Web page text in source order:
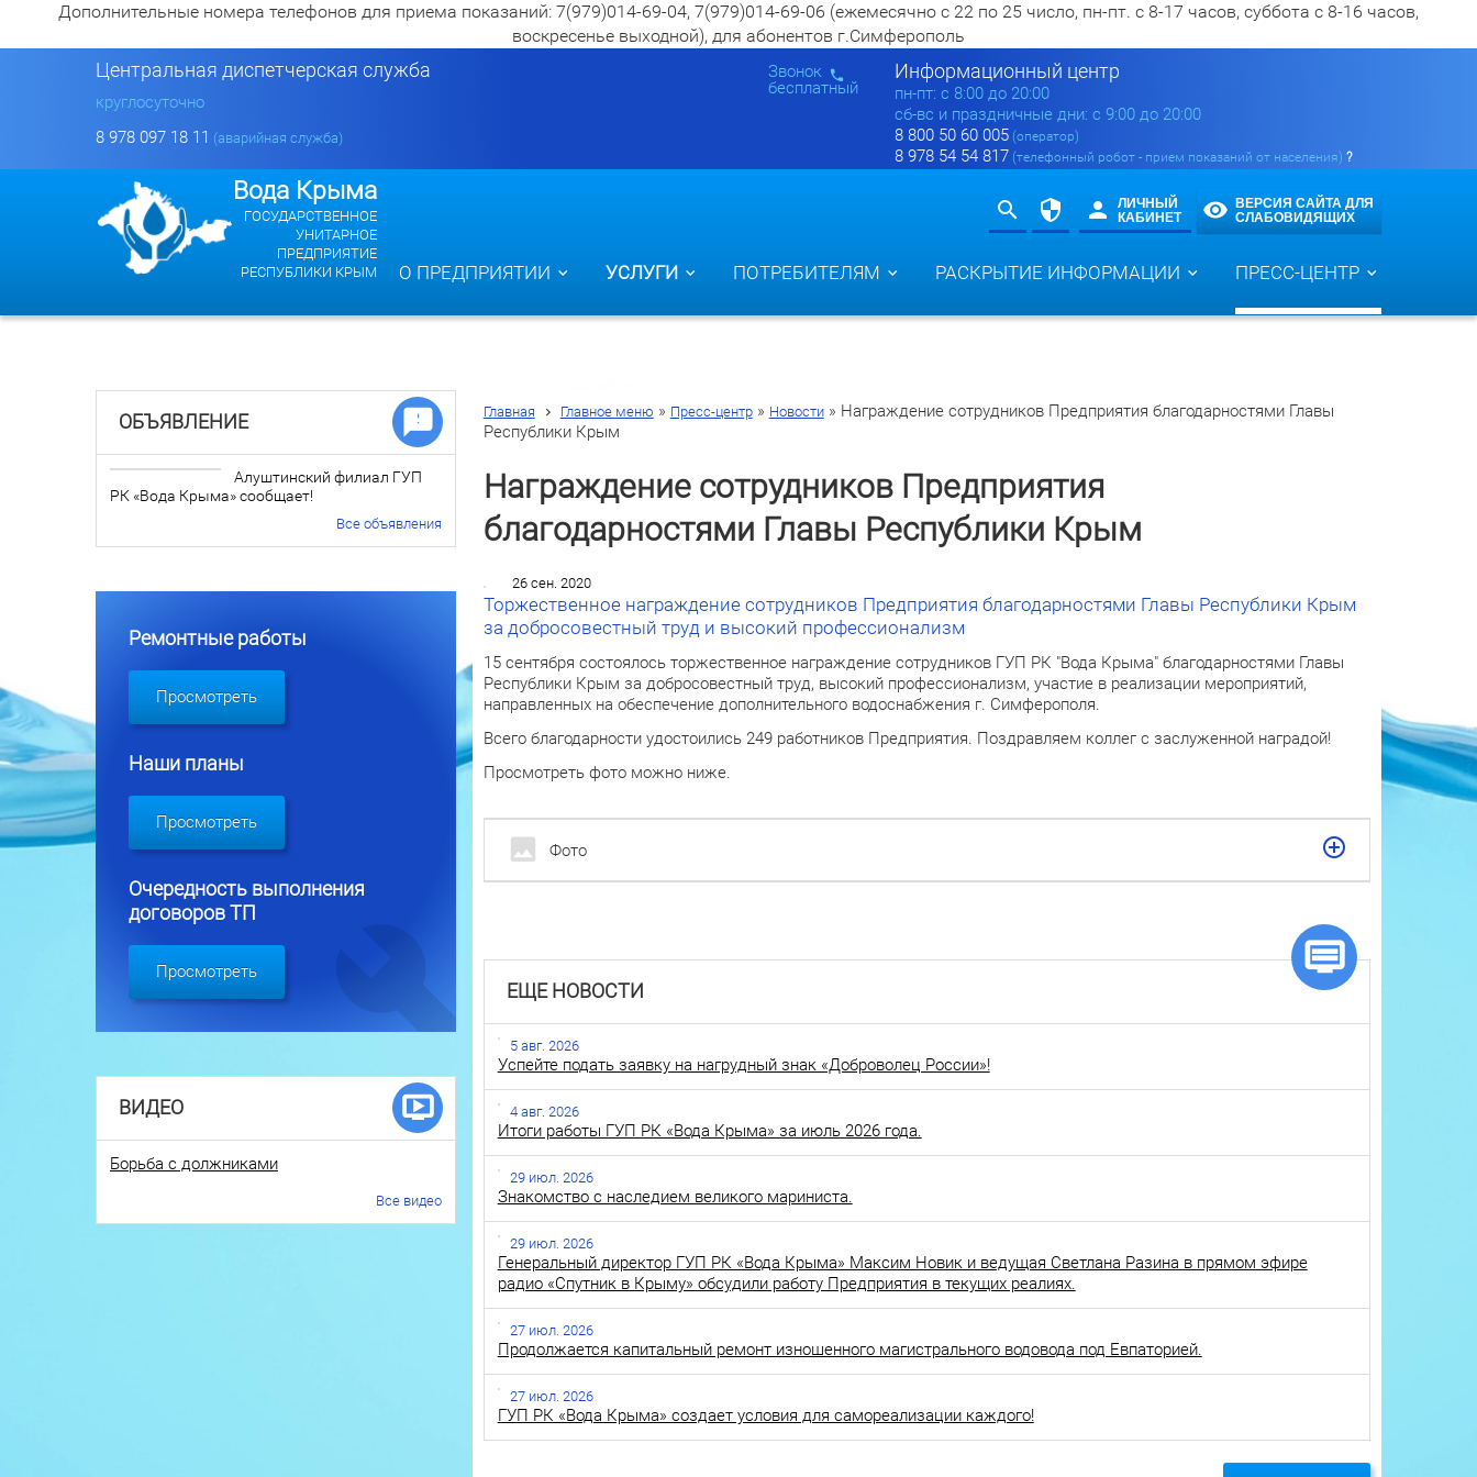
Дополнительные номера телефонов для приема показаний: 7(979)014-69-04, 7(979)014-69-06 (ежемесячно с 22 по 25 число, пн-пт. с 8-17 часов, суббота с 8-16 часов,
воскресенье выходной), для абонентов г.Симферополь
Информационный центр
пн-пт: c 8:00 до 20:00
сб-вс и праздничные дни: с 9:00 до 20:00
8 800 50 60 005 (оператор)
8 978 54 54 817 (телефонный робот - прием показаний от населения) ?
Звонок
бесплатный
Центральная диспетчерская служба
круглосуточно
8 978 097 18 11 (аварийная служба)
Вода Крыма
ГОСУДАРСТВЕННОЕ
УНИТАРНОЕ
ПРЕДПРИЯТИЕ
РЕСПУБЛИКИ КРЫМ
ЛИЧНЫЙ
КАБИНЕТ
ВЕРСИЯ САЙТА ДЛЯ
СЛАБОВИДЯЩИХ
О ПРЕДПРИЯТИИ УСЛУГИ ПОТРЕБИТЕЛЯМ РАСКРЫТИЕ ИНФОРМАЦИИ ПРЕСС-ЦЕНТР
Главная Главное меню » Пресс-центр» Новости» Награждение сотрудников Предприятия благодарностями Главы
Республики Крым
Награждение сотрудников Предприятия
благодарностями Главы Республики Крым
26 сен. 2020
Торжественное награждение сотрудников Предприятия благодарностями Главы Республики Крым
за добросовестный труд и высокий профессионализм
15 сентября состоялось торжественное награждение сотрудников ГУП РК "Вода Крыма" благодарностями Главы
Республики Крым за добросовестный труд, высокий профессионализм, участие в реализации мероприятий,
направленных на обеспечение дополнительного водоснабжения г. Симферополя.
Всего благодарности удостоились 249 работников Предприятия. Поздравляем коллег с заслуженной наградой!
Просмотреть фото можно ниже.
Фото
ЕЩЕ НОВОСТИ
5 авг. 2026
Успейте подать заявку на нагрудный знак «Доброволец России»!
4 авг. 2026
Итоги работы ГУП РК «Вода Крыма» за июль 2026 года.
29 июл. 2026
Знакомство с наследием великого мариниста.
29 июл. 2026
Генеральный директор ГУП РК «Вода Крыма» Максим Новик и ведущая Светлана Разина в прямом эфире
радио «Спутник в Крыму» обсудили работу Предприятия в текущих реалиях.
27 июл. 2026
Продолжается капитальный ремонт изношенного магистрального водовода под Евпаторией.
27 июл. 2026
ГУП РК «Вода Крыма» создает условия для самореализации каждого!
ОБЪЯВЛЕНИЕ
Алуштинский филиал ГУП
РК «Вода Крыма» сообщает!
Все объявления
Ремонтные работы
Просмотреть
Наши планы
Просмотреть
Очередность выполнения
договоров ТП
Просмотреть
ВИДЕО
Борьба с должниками
Все видео